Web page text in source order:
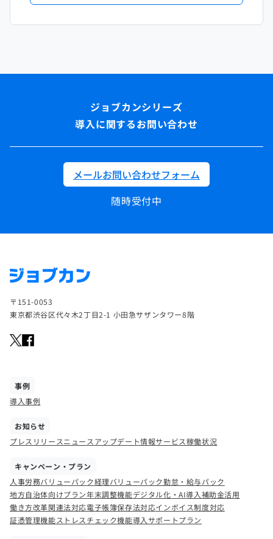
導入に関するお問い合わせ
メールお問い合わせフォーム
随時受付中
〒151-0053
東京都渋谷区代々木2丁目2-1 小田急サザンタワー8階
事例
導入事例
お知らせ
プレスリリースニュース アップデート情報サービス稼働状況
キャンペーン・プラン
人事労務バリューパック経理バリューパック勤怠・給与パック
地方自治体向けプラン年末調整機能デジタル化・AI導入補助金活用
働き方改革関連法対応電子帳簿保存法対応インボイス制度対応
証憑管理機能ストレスチェック機能導入サポートプラン